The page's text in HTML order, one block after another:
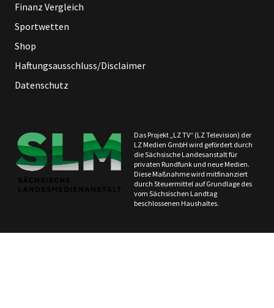
Finanz Vergleich
Sportwetten
Shop
Haftungsausschluss/Disclaimer
Datenschutz
Das Projekt „LZ TV“ (LZ Television) der
LZ Medien GmbH wird gefördert durch
die Sächsische Landesanstalt für
privaten Rundfunk und neue Medien.
Diese Maßnahme wird mitfinanziert
durch Steuermittel auf Grundlage des
vom Sächsischen Landtag
beschlossenen Haushaltes.